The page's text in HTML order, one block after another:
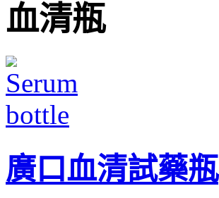
血清瓶
廣口血清試藥瓶